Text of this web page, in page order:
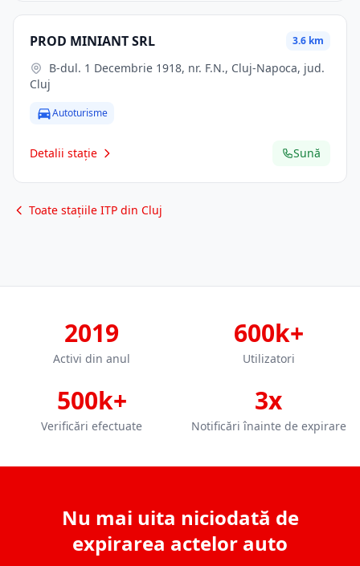
PROD MINIANT SRL 3.6 km
Cluj
Autoturisme
Detalii stație Sună
Toate stațiile ITP din Cluj
2019
Activi din anul
600k+
Utilizatori
500k+
Verificări efectuate
3x
Notificări înainte de expirare
Nu mai uita niciodată de
expirarea actelor auto